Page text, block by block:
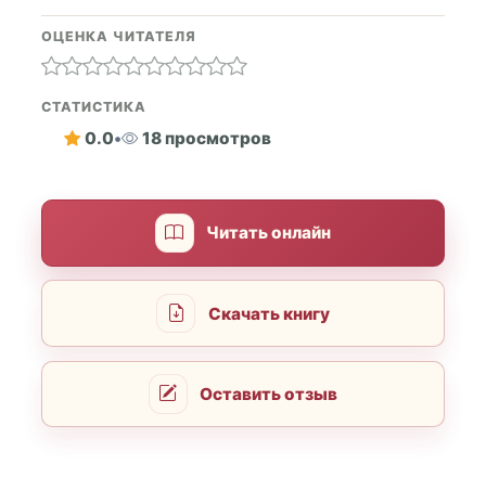
ОЦЕНКА ЧИТАТЕЛЯ
СТАТИСТИКА
0.0• 18 просмотров
Читать онлайн
Скачать книгу
Оставить отзыв